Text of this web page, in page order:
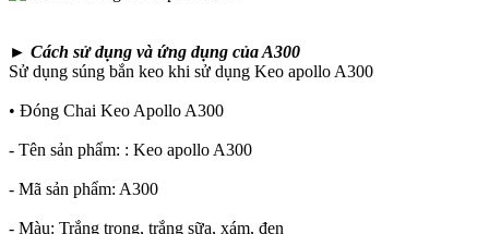
► Cách sử dụng và ứng dụng của A300
Sử dụng súng bắn keo khi sử dụng Keo apollo A300
• Đóng Chai Keo Apollo A300
- Tên sản phẩm: : Keo apollo A300
- Mã sản phẩm: A300
- Màu: Trắng trong, trắng sữa, xám, đen